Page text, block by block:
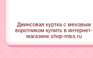
Джинсовая куртка с меховым
воротником купить в интернет-
магазине shop-miss.ru